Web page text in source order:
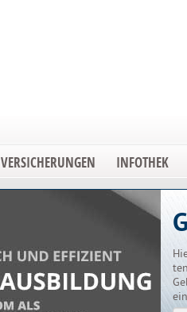
VERSICHERUNGEN INFOTHEK